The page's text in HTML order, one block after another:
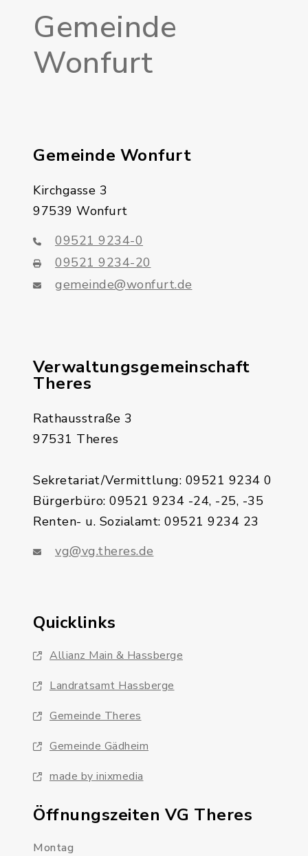
Gemeinde
Wonfurt
Gemeinde Wonfurt
Kirchgasse 3
97539 Wonfurt
09521 9234-0
09521 9234-20
gemeinde@wonfurt.de
Verwaltungsgemeinschaft
Theres
Rathausstraße 3
97531 Theres
Sekretariat/Vermittlung: 09521 9234 0
Bürgerbüro: 09521 9234 -24, -25, -35
Renten- u. Sozialamt: 09521 9234 23
vg@vg.theres.de
Quicklinks
Allianz Main & Hassberge
Landratsamt Hassberge
Gemeinde Theres
Gemeinde Gädheim
made by inixmedia
Öffnungszeiten VG Theres
Montag